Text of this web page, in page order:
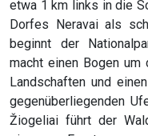
etwa 1 km links in die
Dorfes Neravai als
beginnt der
macht einen Bogen
Landschaften und
gegenüberliegenden
Žiogeliai führt der